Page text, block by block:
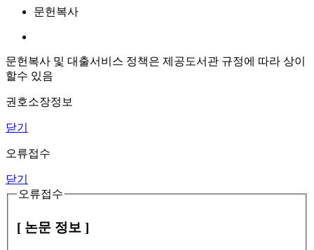
문헌복사
문헌복사 및 대출서비스 정책은 제공도서관 규정에 따라 상이
할수 있음
권호소장정보
닫기
오류접수
닫기
오류접수
[ 논문 정보 ]